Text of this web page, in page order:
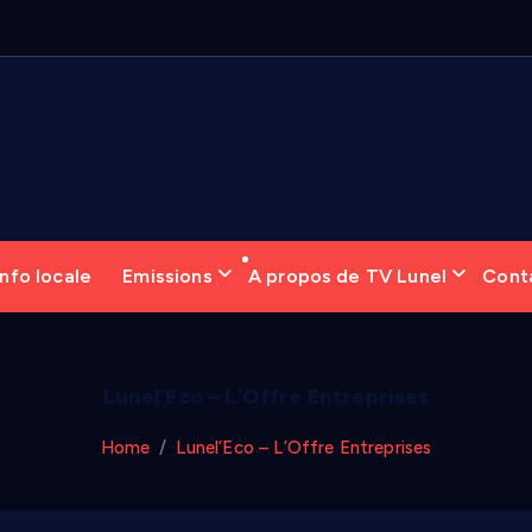
locale Emissions A propos de TV Lunel
Lunel’Eco – L’Offre Entreprises
Home Lunel’Eco – L’Offre Entreprises